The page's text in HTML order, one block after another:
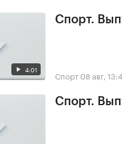
4:01
Спорт.
Спорт 08 авг,
Спорт.